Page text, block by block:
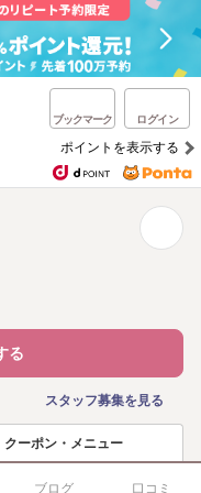
ブックマーク ログイン
ポイントを表示する
る
スタッフ募集を見る
クーポン・メニュー
ブログ 口コミ